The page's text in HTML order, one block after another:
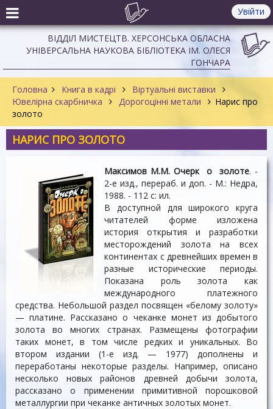
Увійти
ВІДДІЛ МИСТЕЦТВ. ХЕРСОНСЬКА ОБЛАСНА
УНІВЕРСАЛЬНА НАУКОВА БІБЛІОТЕКА ІМ. ОЛЕСЯ
ГОНЧАРА
Головна Книга в кадрі
Віртуальні виставки
Ювелірна скарбничка
Дорогоцінні метали
Нарис про
золото
НАРИС ПРО ЗОЛОТО
Максимов М.М. Очерк о золоте. -
2-е изд., перераб. и доп. - М.: Недра,
1988. - 112 с: ил.
В доступной для широкого круга
читателей форме изложена
история открытия и разработки
месторождений золота на всех
континентах с древнейших времен в
разные исторические периоды.
Показана роль золота как
международного платежного
средства. Небольшой раздел посвящен «белому золоту»
— платине. Рассказано о чеканке монет из добытого
золота во многих странах. Размещены фотографии
таких монет, в том числе редких и уникальных. Во
втором издании (1-е изд. — 1977) дополнены и
переработаны некоторые разделы. Например, описано
несколько новых районов древней добычи золота,
рассказано о применении примитивной порошковой
металлургии при чеканке античных золотых монет.